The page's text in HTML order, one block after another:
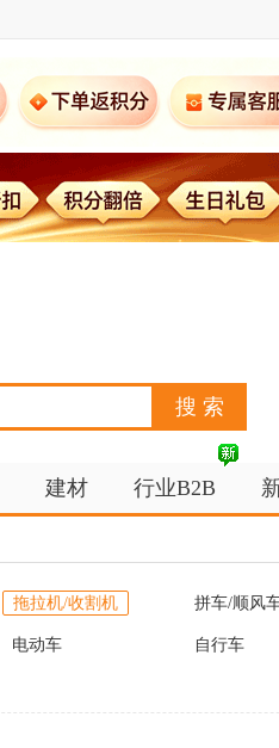
建材 行业B2B
拖拉机/收割机 拼车/顺风
电动车 自行车